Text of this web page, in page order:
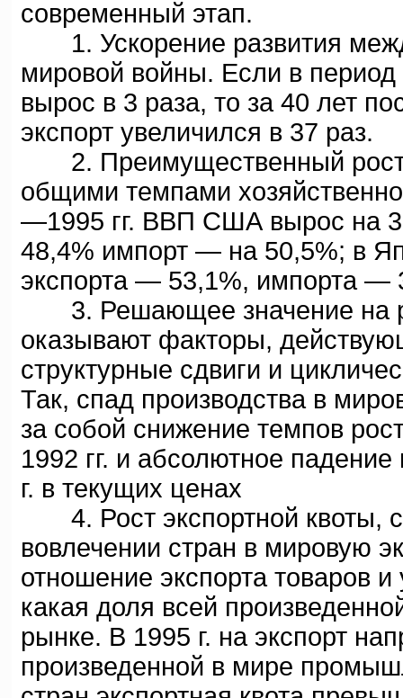
современный этап.
1. Ускорение развития
мировой войны. Если в период
вырос в 3 раза, то за 40 лет
экспорт увеличился в 37 раз.
2. Преимущественный рост
общими темпами
—1995 гг. ВВП США вырос на
48,4% импорт — на 50,5%; в
экспорта — 53,1%, импорта —
3. Решающее значение на
оказывают факторы,
структурные сдвиги и
Так, спад производства в
за собой снижение темпов
1992 гг. и абсолютное
г. в текущих ценах
4. Рост экспортной квоты,
вовлечении стран в мировую
отношение экспорта товаров
какая доля всей
рынке. В 1995 г. на экспорт
произведенной в мире